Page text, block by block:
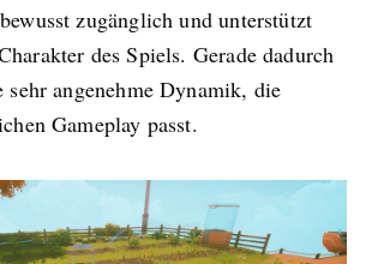
zugänglich und unterstützt
des Spiels. Gerade dadurch
sehr angenehme Dynamik, die
Gameplay passt.